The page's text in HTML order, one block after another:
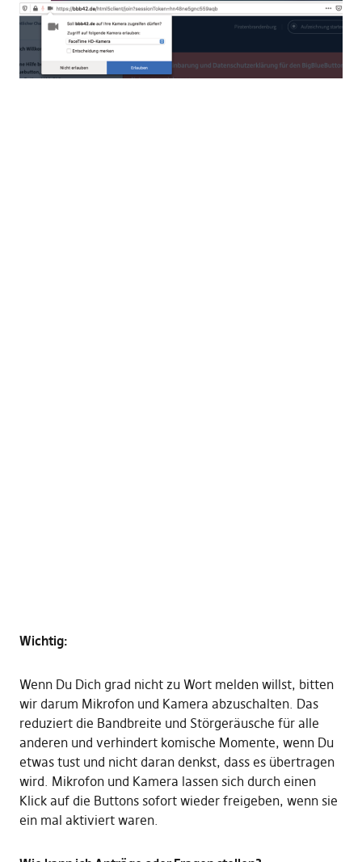
Wichtig:
Wenn Du Dich grad nicht zu Wort melden willst, bitten
wir darum Mikrofon und Kamera abzuschalten. Das
reduziert die Bandbreite und Störgeräusche für alle
anderen und verhindert komische Momente, wenn Du
etwas tust und nicht daran denkst, dass es übertragen
wird. Mikrofon und Kamera lassen sich durch einen
Klick auf die Buttons sofort wieder freigeben, wenn sie
ein mal aktiviert waren.